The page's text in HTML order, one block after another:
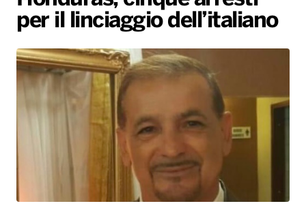
PALATOUR
Musica e Spettacolo
Sport
Radio Norba Consiglia
Leggerissime
Generale
Novità
Notiziario
Interviste
Oroscopo
Speciale Astrabilia 2026
Radio Norba News TV
Voce al Bari
Battiti Live 2026
Gallery
per il linciaggio dell’italiano